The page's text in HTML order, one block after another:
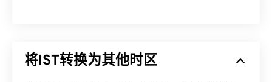
将IST转换为其他时区